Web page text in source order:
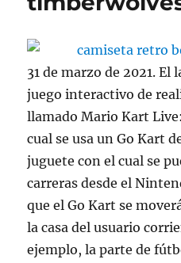
31 de marzo de 2021.
juego interactivo de
llamado Mario Kart
cual se usa un Go Kart
juguete con el cual se
carreras desde el
que el Go Kart se
la casa del usuario
ejemplo, la parte de